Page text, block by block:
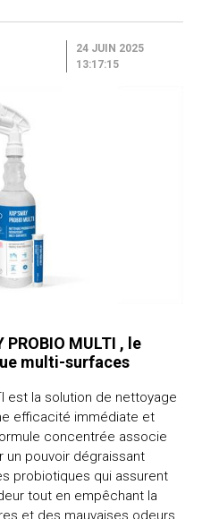
24 JUIN 2025
13:17:15
PROBIO MULTI , le
multi-surfaces
est la solution de nettoyage
efficacité immédiate et
concentrée associe
un pouvoir dégraissant
probiotiques qui assurent
tout en empêchant la
et des mauvaises odeurs.